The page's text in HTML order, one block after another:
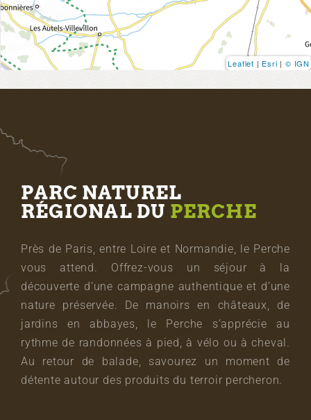
Leaflet | Esri | © IGN
PARC NATUREL
RÉGIONAL DU PERCHE
Près de Paris, entre Loire et Normandie, le Perche
vous attend. Offrez-vous un séjour à la
découverte d’une campagne authentique et d’une
nature préservée. De manoirs en châteaux, de
jardins en abbayes, le Perche s’apprécie au
rythme de randonnées à pied, à vélo ou à cheval.
Au retour de balade, savourez un moment de
détente autour des produits du terroir percheron.